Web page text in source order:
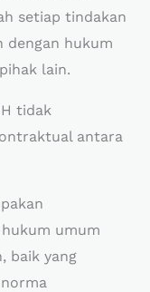
setiap tindakan
dengan hukum
lain.
tidak
antara
umum
baik yang